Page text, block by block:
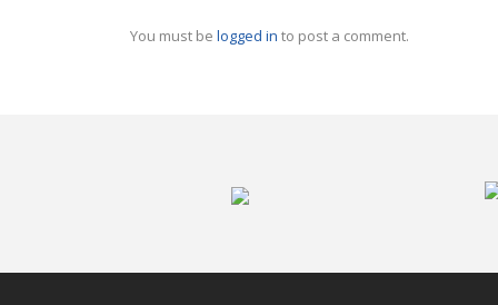
You must be logged in to post a comment.